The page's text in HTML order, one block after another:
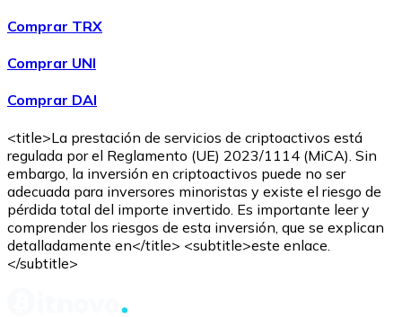
ComprarAlgorandcon transferencia bancaria
ALGO
Comprar TRX
Comprar UNI
Comprar DAI
<title>La prestación de servicios de criptoactivos está
regulada por el Reglamento (UE) 2023/1114 (MiCA). Sin
embargo, la inversión en criptoactivos puede no ser
adecuada para inversores minoristas y existe el riesgo de
pérdida total del importe invertido. Es importante leer y
comprender los riesgos de esta inversión, que se explican
detalladamente en</title> <subtitle>este enlace.
</subtitle>